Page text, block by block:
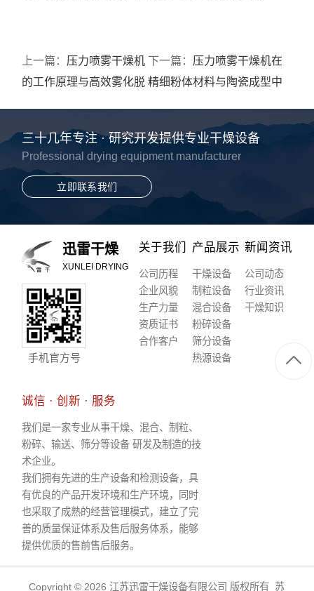
上一篇： 压力喷雾干燥机
的工作原理与高效雾化脱
下一篇： 压力喷雾干燥机在
精细粉体材料与陶瓷成型中
三十几年专注 · 研究开发提供专业干燥设备
Professional drying equipment manufacturer
立即联系我们
迅雷干燥
XUNLEI DRYING
手机官方号
关于我们
公司历程
企业风貌
生产力量
资质证书
合作客户
产品展示
干燥设备
制粒设备
混合设备
粉碎设备
筛分设备
热源设备
新闻资讯
公司动态
行业资讯
干燥知识
诚信 · 创新 · 服务
我们是一家专业从事干燥、混合、制粒、
粉碎、输送、筛分等设备 研发及制造的技
术企业。
我们拥有先进的生产设备和检测设备，具
有优良的产品开发环境和生产环境，同时
也采取了成熟的经营管理模式，建立了完
善的质量保证体系及售后服务体系，能够
提供优质的售前售后服务。
Copyright © 2026 江苏迅雷干燥设备有限公司 版权所有 苏